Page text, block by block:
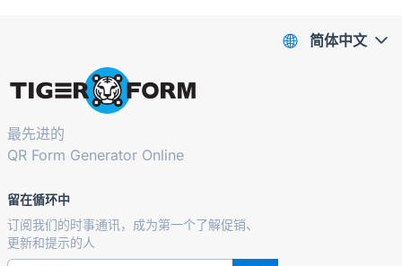
最先进的
QR Form Generator Online
留在循环中
订阅我们的时事通讯，成为第一个了解促销、
更新和提示的人
简体中文